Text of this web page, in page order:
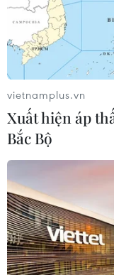
vietnamplus.vn
Xuất hiện áp
Bắc Bộ